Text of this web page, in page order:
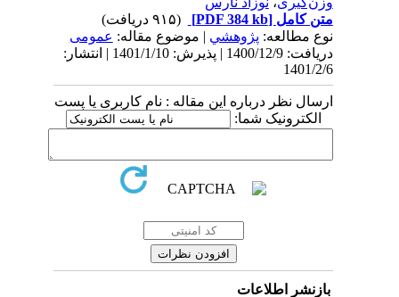
متن کامل[PDF 384 kb]
نوع مطالعه:پژوهشي| موضوع مقاله:عمومى
دریافت: 1400/12/9 | پذیرش: 1401/1/10 | انتشار:
1401/2/6
ارسال نظر درباره این مقاله : نام کاربری یا پست
الکترونیک شما:
بازنشر اطلاعات